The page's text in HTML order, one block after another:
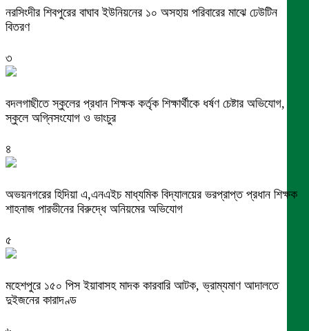
নরসিংদীর শিবপুরের বাঘাব ইউনিয়নের ১০ অসহায় পরিবারের মাঝে ঢেউটিন
বিতরণ
৩
বদলগাছীতে স্কুলের প্রধান শিক্ষক কর্তৃক শিক্ষার্থীকে ধর্ষণ চেষ্টার অভিযোগ,
স্কুলে অগ্নিসংযোগ ও ভাংচুর
৪
অভয়নগরের হিদিয়া এ,এনএইচ মাধ্যমিক বিদ্যালয়ের ভরপ্রাপ্ত প্রধান শিক্ষক
শাহনাজ পারভীনের বিরুদ্ধে অনিয়মের অভিযোগ
৫
মহেশপুরে ১৫০ পিস ইয়াবাসহ মাদক কারবারি আটক, ভ্রাম্যমাণ আদালতে
দুইজনের কারাদণ্ড